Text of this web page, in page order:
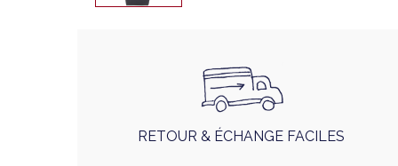
RETOUR & ÉCHANGE FACILES